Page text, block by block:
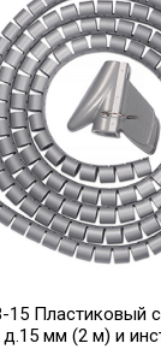
15 Пластиковый
мм (2 м) и